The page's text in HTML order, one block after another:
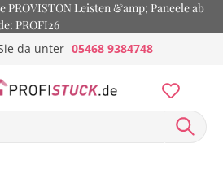
PROVISTON Leisten &amp; Paneele ab
PROFI26
da unter 05468 9384748